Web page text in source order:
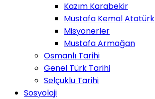
Kazım Karabekir
Mustafa Kemal Atatürk
Misyonerler
Mustafa Armağan
Osmanlı Tarihi
Genel Türk Tarihi
Selçuklu Tarihi
Sosyoloji